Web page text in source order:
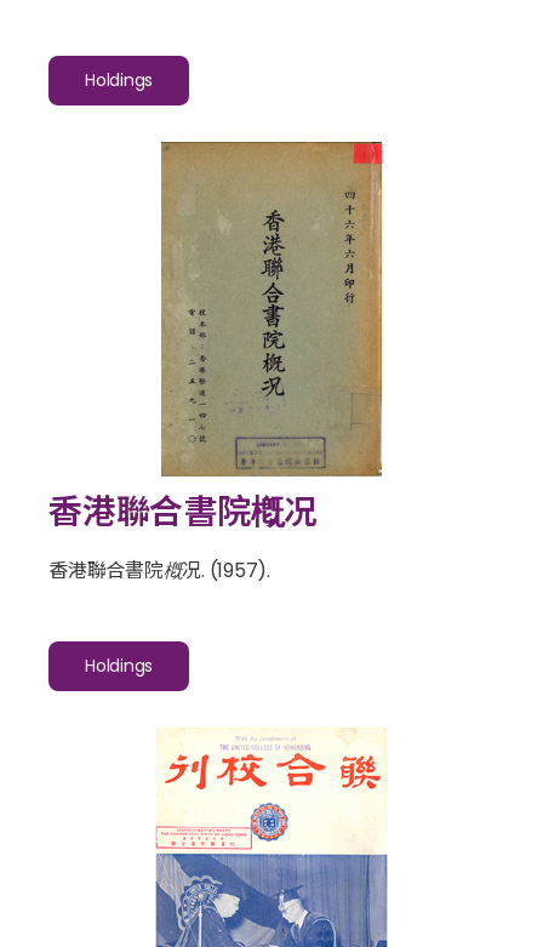
Holdings
香港聯合書院槪况
香港聯合書院槪况. (1957).
Holdings